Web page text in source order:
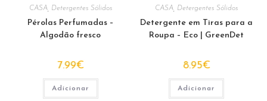
CASA, Detergentes Sólidos
Pérolas Perfumadas –
Algodão fresco
7.99€
Adicionar
CASA Detergentes Sólidos
Detergente em Tiras para a
Roupa – Eco | GreenDet
8.95€
Adicionar